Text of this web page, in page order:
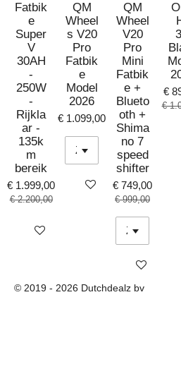
Fatbik
e
Super
V
30AH
-
250W
-
Rijkla
ar -
135k
m
bereik
€ 1.999,00
€ 2.200,00
Bekijk details
QM
Wheel
s V20
Pro
Fatbik
e
Model
2026
€ 1.099,00
Bekijk details
QM
Wheel
V20
Pro
Mini
Fatbik
e +
Blueto
oth +
Shima
no 7
speed
shifter
€ 749,00
€ 999,00
Bekijk details
€
€
© 2019 - 2026 Dutchdealz bv